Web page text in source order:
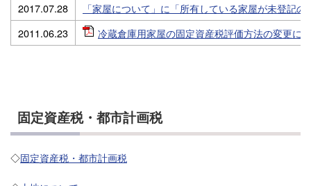
2017.07.28
「家屋について」に「所有している家屋が未登記
2011.06.23
冷蔵倉庫用家屋の固定資産税評価方法の変更に
固定資産税・都市計画税
◇固定資産税・都市計画税